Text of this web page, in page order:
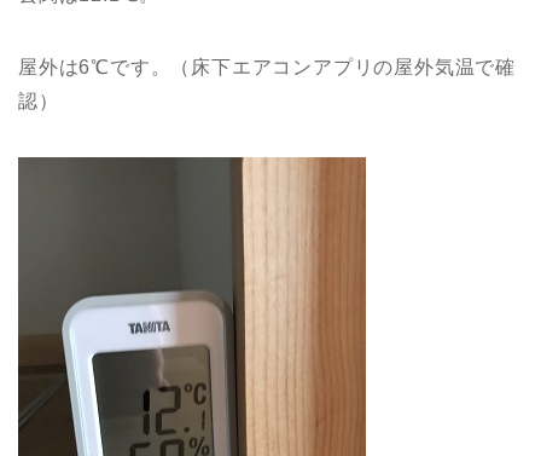
屋外は6℃です。（床下エアコンアプリの屋外気温で確
認）